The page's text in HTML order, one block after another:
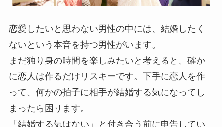
恋愛したいと思わない男性の中には、結婚したく
ないという本音を持つ男性がいます。
まだ独り身の時間を楽しみたいと考えると、確か
に恋人は作るだけリスキーです。下手に恋人を作
って、何かの拍子に相手が結婚する気になってし
まったら困ります。
「結婚する気はない」と付き合う前に申告してい